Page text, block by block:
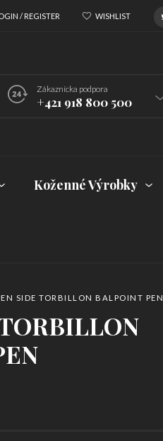
/ REGISTER WISHLIST
Zákaznícka podpora
+421 918 800 500
Koženné Výrobky
SIDE TORBILLON BALPOINT PEN